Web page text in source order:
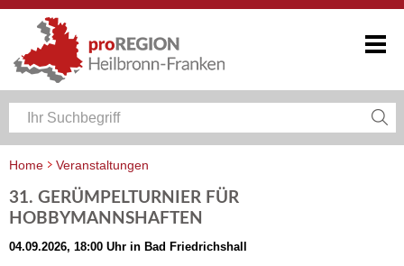
Home
Veranstaltungen
31. GERÜMPELTURNIER FÜR
HOBBYMANNSHAFTEN
04.09.2026, 18:00 Uhr in Bad Friedrichshall